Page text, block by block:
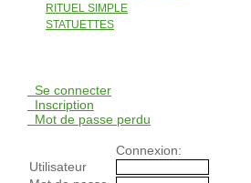
RITUEL SIMPLE
STATUETTES
Se connecter
Inscription
Mot de passe perdu
Connexion:
Utilisateur